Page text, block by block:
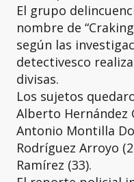
El grupo
nombre de
según las
detectivesco
divisas.
Los sujetos
Alberto Hernández
Antonio Montilla
Rodríguez Arroyo
Ramírez (33).